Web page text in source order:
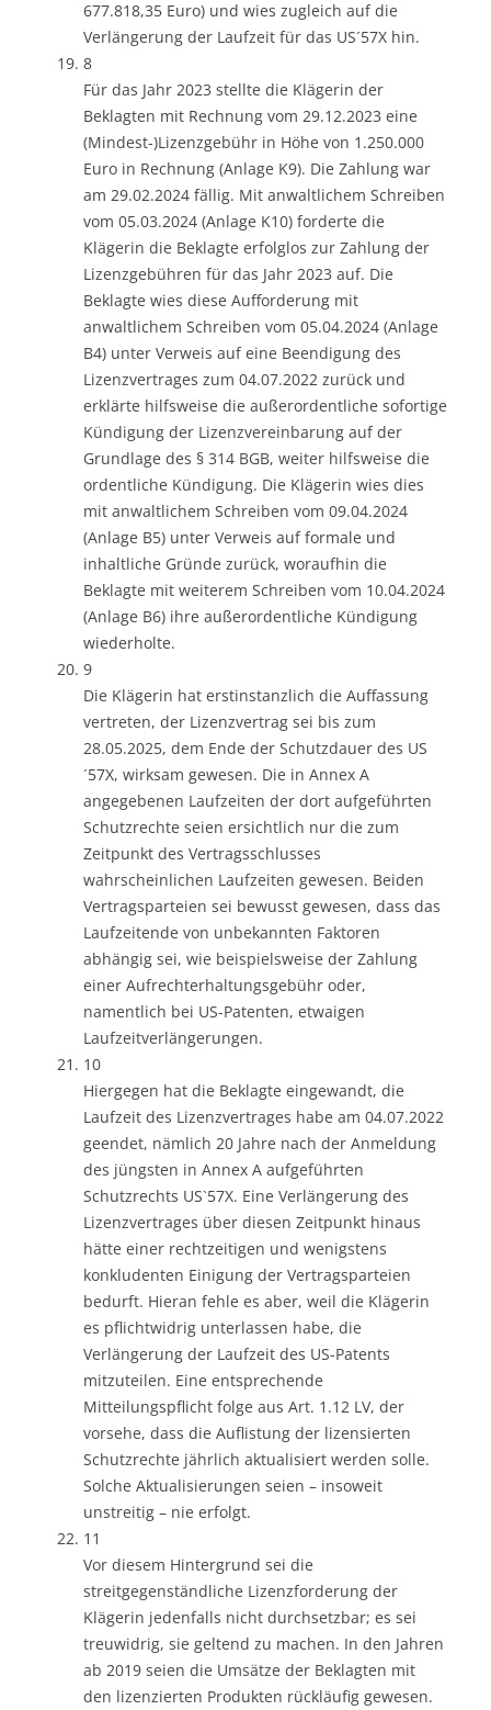
677.818,35 Euro) und wies zugleich auf die
Verlängerung der Laufzeit für das US´57X hin.
8
Für das Jahr 2023 stellte die Klägerin der
Beklagten mit Rechnung vom 29.12.2023 eine
(Mindest-)Lizenzgebühr in Höhe von 1.250.000
Euro in Rechnung (Anlage K9). Die Zahlung war
am 29.02.2024 fällig. Mit anwaltlichem Schreiben
vom 05.03.2024 (Anlage K10) forderte die
Klägerin die Beklagte erfolglos zur Zahlung der
Lizenzgebühren für das Jahr 2023 auf. Die
Beklagte wies diese Aufforderung mit
anwaltlichem Schreiben vom 05.04.2024 (Anlage
B4) unter Verweis auf eine Beendigung des
Lizenzvertrages zum 04.07.2022 zurück und
erklärte hilfsweise die außerordentliche sofortige
Kündigung der Lizenzvereinbarung auf der
Grundlage des § 314 BGB, weiter hilfsweise die
ordentliche Kündigung. Die Klägerin wies dies
mit anwaltlichem Schreiben vom 09.04.2024
(Anlage B5) unter Verweis auf formale und
inhaltliche Gründe zurück, woraufhin die
Beklagte mit weiterem Schreiben vom 10.04.2024
(Anlage B6) ihre außerordentliche Kündigung
wiederholte.
9
Die Klägerin hat erstinstanzlich die Auffassung
vertreten, der Lizenzvertrag sei bis zum
28.05.2025, dem Ende der Schutzdauer des US
´57X, wirksam gewesen. Die in Annex A
angegebenen Laufzeiten der dort aufgeführten
Schutzrechte seien ersichtlich nur die zum
Zeitpunkt des Vertragsschlusses
wahrscheinlichen Laufzeiten gewesen. Beiden
Vertragsparteien sei bewusst gewesen, dass das
Laufzeitende von unbekannten Faktoren
abhängig sei, wie beispielsweise der Zahlung
einer Aufrechterhaltungsgebühr oder,
namentlich bei US-Patenten, etwaigen
Laufzeitverlängerungen.
10
Hiergegen hat die Beklagte eingewandt, die
Laufzeit des Lizenzvertrages habe am 04.07.2022
geendet, nämlich 20 Jahre nach der Anmeldung
des jüngsten in Annex A aufgeführten
Schutzrechts US`57X. Eine Verlängerung des
Lizenzvertrages über diesen Zeitpunkt hinaus
hätte einer rechtzeitigen und wenigstens
konkludenten Einigung der Vertragsparteien
bedurft. Hieran fehle es aber, weil die Klägerin
es pflichtwidrig unterlassen habe, die
Verlängerung der Laufzeit des US-Patents
mitzuteilen. Eine entsprechende
Mitteilungspflicht folge aus Art. 1.12 LV, der
vorsehe, dass die Auflistung der lizensierten
Schutzrechte jährlich aktualisiert werden solle.
Solche Aktualisierungen seien – insoweit
unstreitig – nie erfolgt.
11
Vor diesem Hintergrund sei die
streitgegenständliche Lizenzforderung der
Klägerin jedenfalls nicht durchsetzbar; es sei
treuwidrig, sie geltend zu machen. In den Jahren
ab 2019 seien die Umsätze der Beklagten mit
den lizenzierten Produkten rückläufig gewesen.